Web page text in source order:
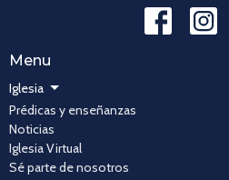
Menu
Iglesia
Prédicas y enseñanzas
Noticias
Iglesia Virtual
Sé parte de nosotros